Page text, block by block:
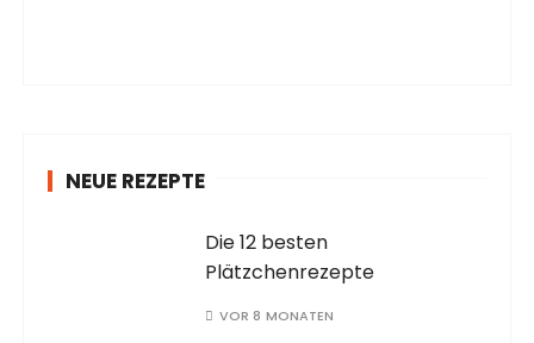
NEUE REZEPTE
Die 12 besten
Plätzchenrezepte
VOR 8 MONATEN